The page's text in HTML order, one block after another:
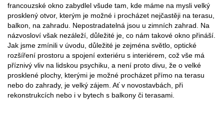
francouzské okno zabydlel všude tam, kde máme na mysli velký
prosklený otvor, kterým je možné i procházet nejčastěji na terasu,
balkon, na zahradu. Nepostradatelná jsou u zimních zahrad. Na
názvosloví však nezáleží, důležité je, co nám takové okno přináší.
Jak jsme zmínili v úvodu, důležité je zejména světlo, optické
rozšíření prostoru a spojení exteriéru s interiérem, což vše má
příznivý vliv na lidskou psychiku, a není proto divu, že o velké
prosklené plochy, kterými je možné procházet přímo na terasu
nebo do zahrady, je velký zájem. Ať v novostavbách, při
rekonstrukcích nebo i v bytech s balkony či terasami.